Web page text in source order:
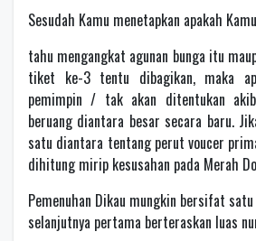
Sesudah Kamu menetapkan apakah Kamu
tahu mengangkat agunan bunga itu
tiket ke-3 tentu dibagikan, maka
pemimpin / tak akan ditentukan
beruang diantara besar secara baru.
satu diantara tentang perut voucer
dihitung mirip kesusahan pada Merah
Pemenuhan Dikau mungkin bersifat
selanjutnya pertama berteraskan luas